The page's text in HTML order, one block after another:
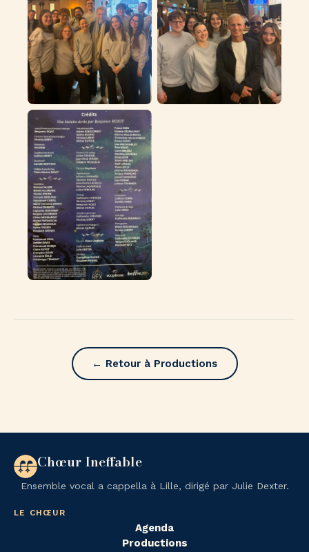
← Retour à Productions
Chœur Ineffable
Ensemble vocal a cappella à Lille, dirigé par Julie Dexter.
LE CHŒUR
Agenda
Productions